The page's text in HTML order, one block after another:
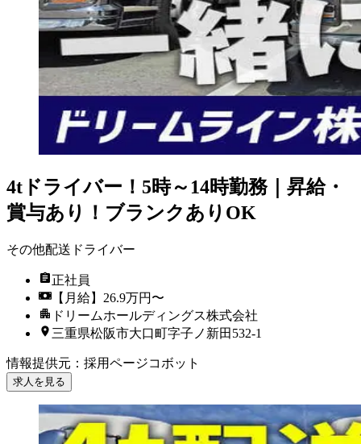
4tドライバー！5時～14時勤務｜昇給・
賞与あり！ブランクありOK
その他配送ドライバー
正社員
【月給】26.9万円〜
ドリームホールディングス株式会社
三重県松阪市大口町字子ノ新田532-1
情報提供元 ： 採用ページコボット
求人を見る